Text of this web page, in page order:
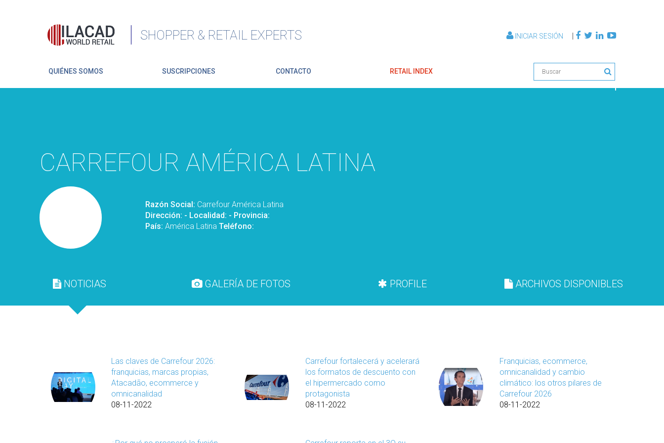
SHOPPER & RETAIL EXPERTS INICIAR SESIÓN |
QUIÉNES SOMOS SUSCRIPCIONES CONTACTO RETAIL INDEX
CARREFOUR AMÉRICA LATINA
Razón Social: Carrefour América Latina
Dirección: - Localidad: - Provincia:
País: América Latina Teléfono:
NOTICIAS GALERÍA DE FOTOS PROFILE ARCHIVOS DISPONIBLES
Las claves de Carrefour 2026:
franquicias, marcas propias,
Atacadão, ecommerce y
omnicanalidad
08-11-2022
Carrefour fortalecerá y acelerará
los formatos de descuento con
el hipermercado como
protagonista
08-11-2022
Franquicias, ecommerce,
omnicanalidad y cambio
climático: los otros pilares de
Carrefour 2026
08-11-2022